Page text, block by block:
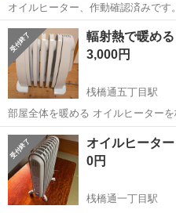
オイルヒーター、作動確認済みです。 なるべく近くまで取りに来て
ただける方、または市内などでの
11月10日に市内へ行くのでご都合
く早くお引き渡しできる方優先...
高知 高岡郡 西佐川駅
輻射熱で暖め
3,000円
桟橋通五丁目駅
部屋全体を暖める オイルヒーターを格安で！ 古い木造
おすすめできません 小型なのでト
高知 高知市 桟橋通五丁目駅
オイルヒーター
0円
桟橋通一丁目駅